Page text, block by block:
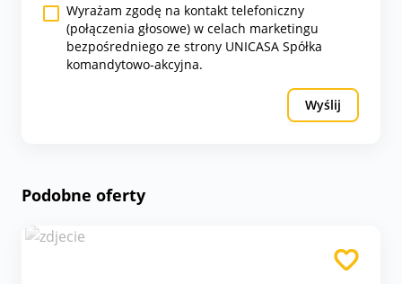
Wyrażam zgodę na kontakt telefoniczny
(połączenia głosowe) w celach marketingu
bezpośredniego ze strony UNICASA Spółka
komandytowo-akcyjna.
Wyślij
Podobne oferty